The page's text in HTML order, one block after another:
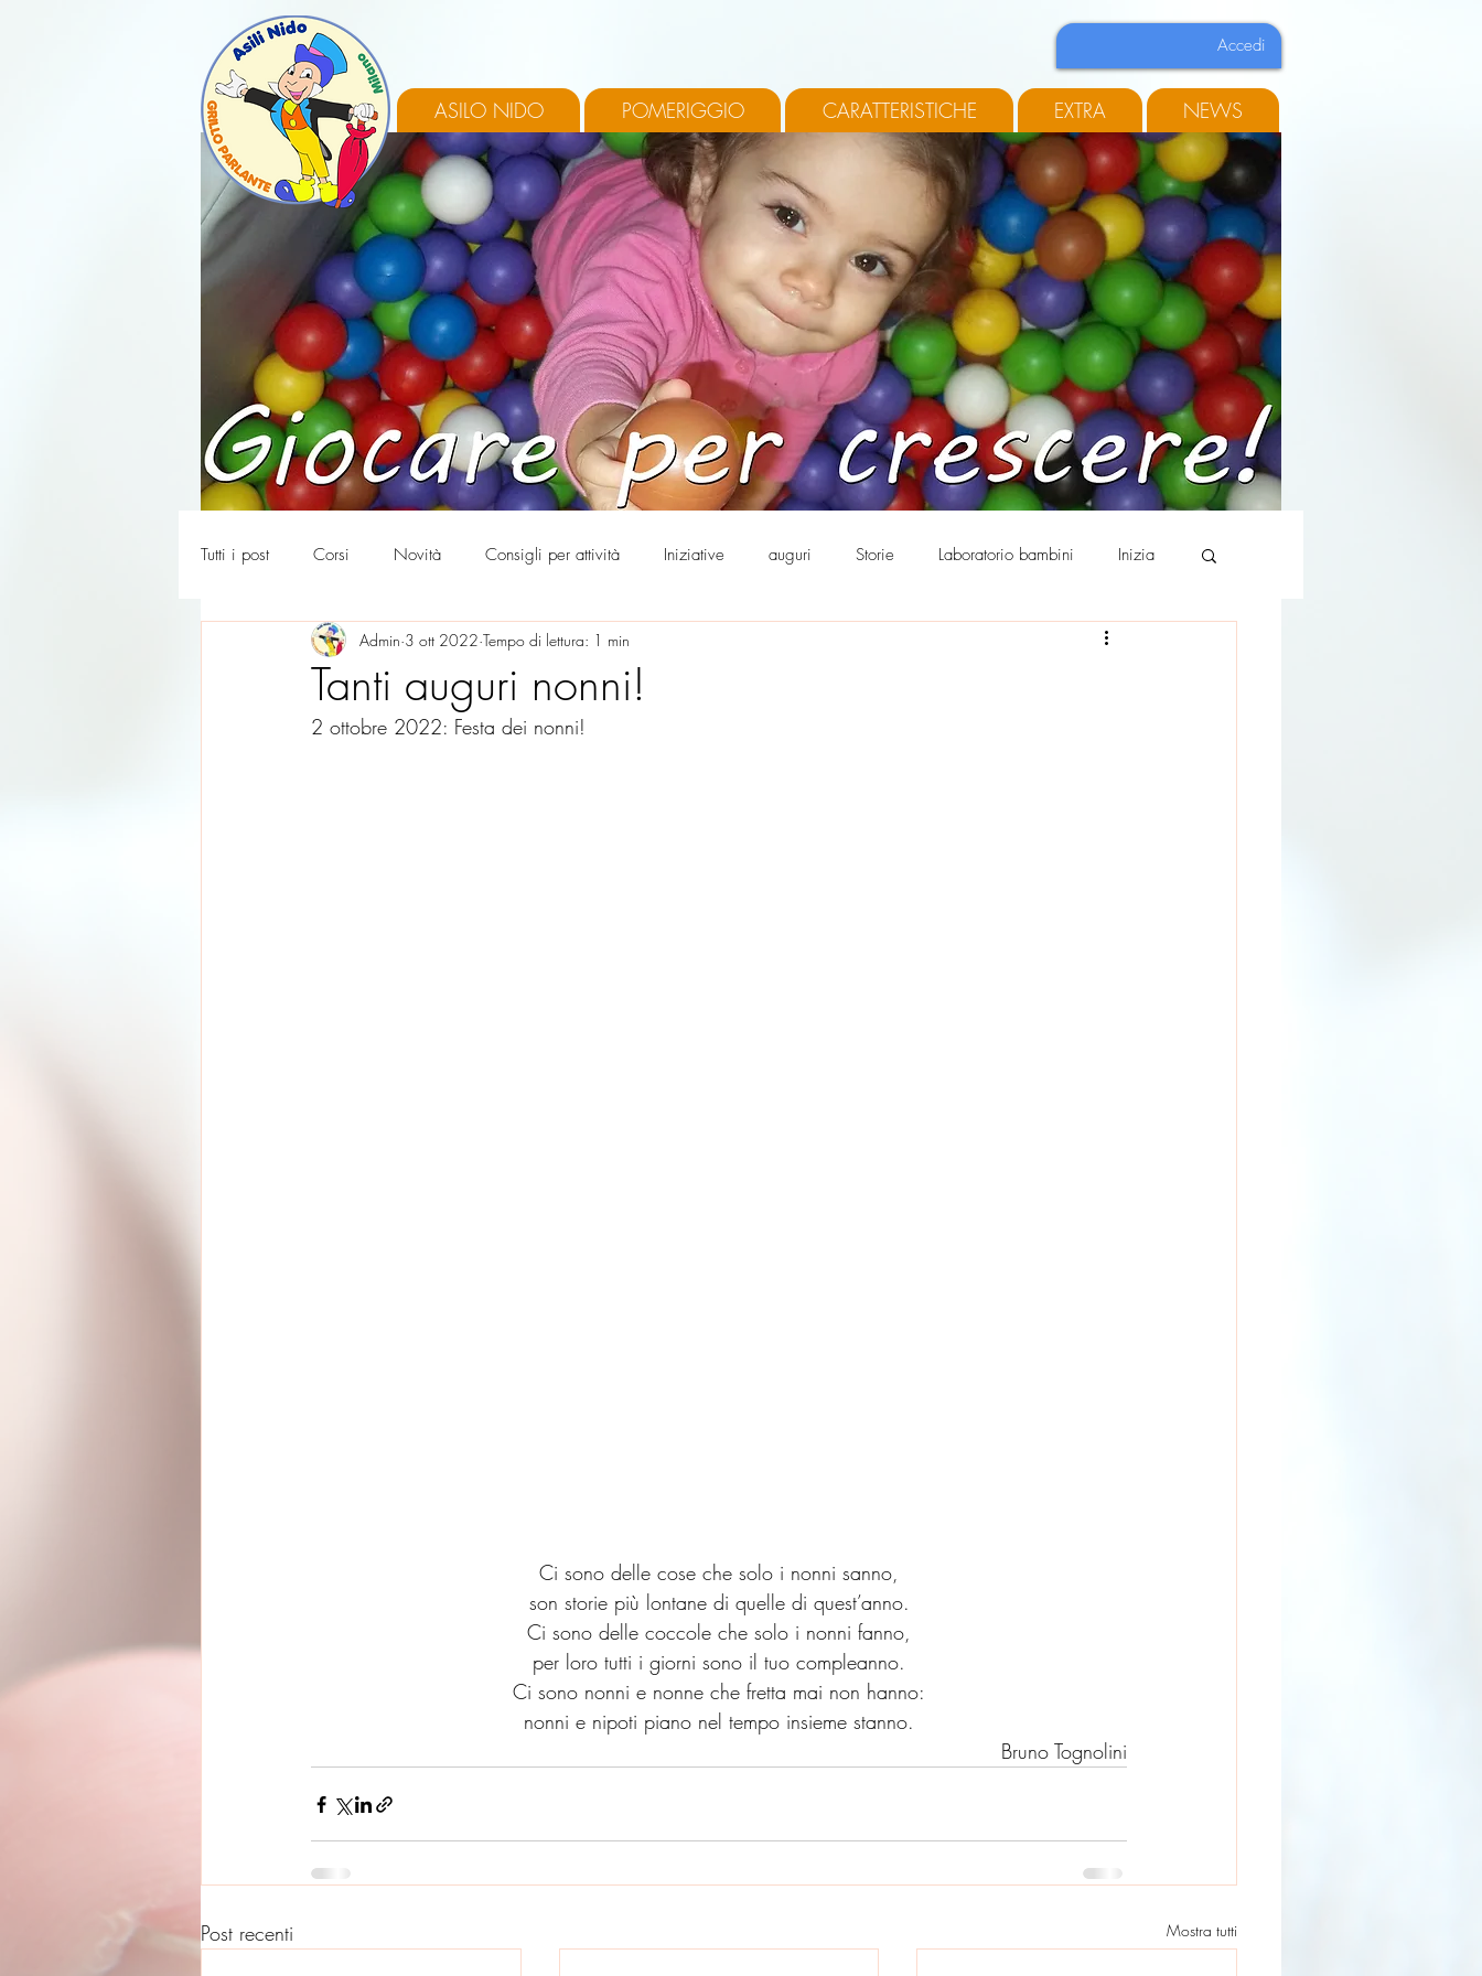
ASILO NIDO POMERIGGIO CARATTERISTICHE EXTRA NEWS
Accedi
Tutti i post Corsi Novità Consigli per attività Iniziative auguri Storie Laboratorio bambini Inizia
La tua community Genitori 360° Supporto genitorialità
Tanti auguri nonni!
Admin 3 ott 2022 Tempo di lettura: 1 min
2 ottobre 2022: Festa dei nonni!
Ci sono delle cose che solo i nonni sanno,
son storie più lontane di quelle di quest’anno.
Ci sono delle coccole che solo i nonni fanno,
per loro tutti i giorni sono il tuo compleanno.
Ci sono nonni e nonne che fretta mai non hanno:
nonni e nipoti piano nel tempo insieme stanno.
Bruno Tognolini
Post recenti Mostra tutti